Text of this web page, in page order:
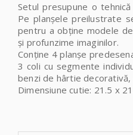
Setul presupune o
Pe planșele preilustrate
pentru a obține modele
și profunzime imaginilor.
Conține 4 planșe
3 coli cu segmente
benzi de hârtie decorativă,
Dimensiune cutie: 21.5 x